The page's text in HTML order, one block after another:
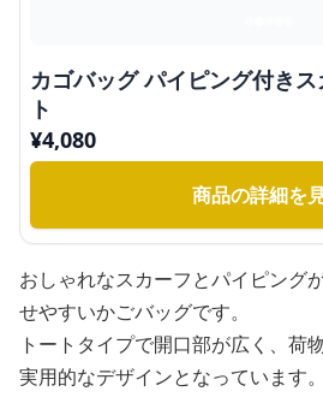
カゴバッグ パイピング付き
ト
¥4,080
商品の詳細を
おしゃれなスカーフとパイピング
せやすいかごバッグです。
トートタイプで開口部が広く、荷
実用的なデザインとなっています。